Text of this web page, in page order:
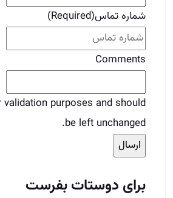
شماره تماس(Required)
Comments
purposes and should
be left unchanged.
برای دوستات بفرست